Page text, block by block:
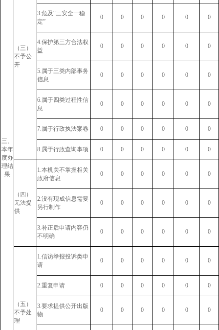
三、
本年
度办
理结
果
（三）
不予公
开
3.危及“三安全一稳
定”
0 0 0 0 0 0
4.保护第三方合法权
益
0 0 0 0 0 0
5.属于三类内部事务
信息
0 0 0 0 0 0
6.属于四类过程性信
息
0 0 0 0 0 0
7.属于行政执法案卷 0 0 0 0 0 0
8.属于行政查询事项 0 0 0 0 0 0
（四）
无法提
供
1.本机关不掌握相关
政府信息
0 0 0 0 0 0
2.没有现成信息需要
另行制作
0 0 0 0 0 0
3.补正后申请内容仍
不明确
0 0 0 0 0 0
（五）
不予处
理
1.信访举报投诉类申
请
0 0 0 0 0 0
2.重复申请 0 0 0 0 0 0
3.要求提供公开出版
物
0 0 0 0 0 0